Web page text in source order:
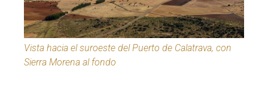
Vista hacia el suroeste del Puerto de Calatrava, con
Sierra Morena al fondo